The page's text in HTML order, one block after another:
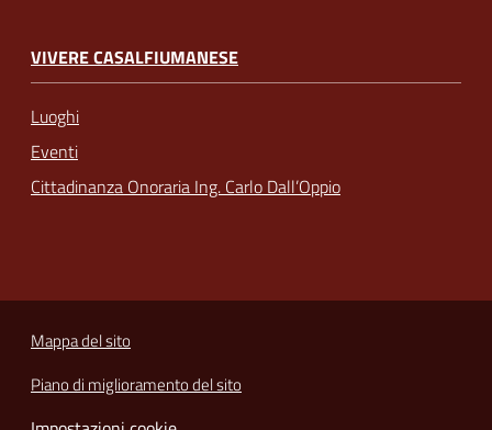
VIVERE CASALFIUMANESE
Luoghi
Eventi
Cittadinanza Onoraria Ing. Carlo Dall’Oppio
Mappa del sito
Piano di miglioramento del sito